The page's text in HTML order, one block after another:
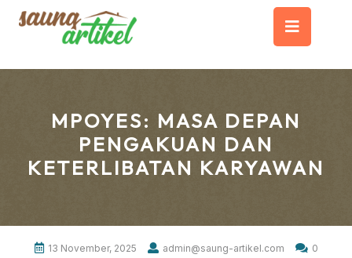
MPOYES: MASA DEPAN
PENGAKUAN DAN
KETERLIBATAN KARYAWAN
13 November, 2025 admin@saung-artikel.com
0